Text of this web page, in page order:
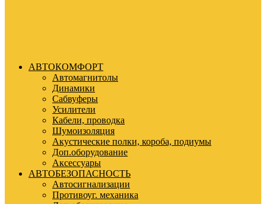
АВТОКОМФОРТ
Автомагнитолы
Динамики
Сабвуферы
Усилители
Кабели, проводка
Шумоизоляция
Акустические полки, короба, подиумы
Доп.оборудование
Аксессуары
АВТОБЕЗОПАСНОСТЬ
Автосигнализации
Противоуг. механика